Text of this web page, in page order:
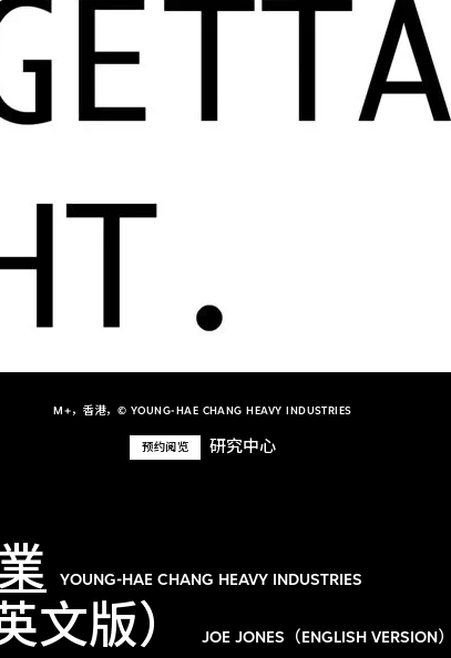
M+，香港，© YOUNG-HAE CHANG HEAVY INDUSTRIES
预约阅览 研究中心
YOUNG-HAE CHANG HEAVY INDUSTRIES
文版） JOE JONES（ENGLISH VERSION